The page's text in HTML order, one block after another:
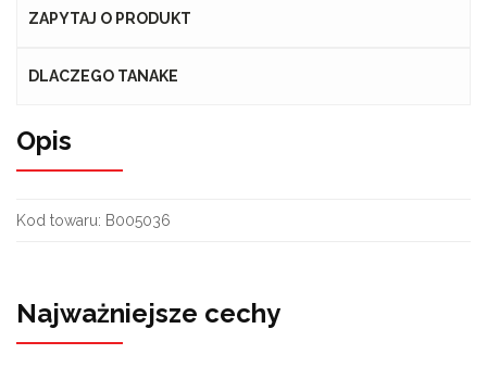
ZAPYTAJ O PRODUKT
DLACZEGO TANAKE
Opis
Kod towaru: B005036
Najważniejsze cechy